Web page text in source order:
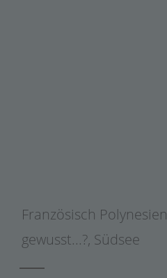
Französisch Polynesien
gewusst...?, Südsee